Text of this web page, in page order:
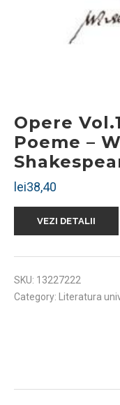
Opere
Poeme –
lei38,40
VEZI DETALII
SKU: 13227222
Category:
Literatura